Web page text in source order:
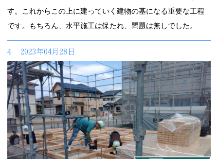
す。これからこの上に建っていく建物の基になる重要な工程
です。もちろん、水平施工は保たれ、問題は無しでした。
4. 2023年04月28日